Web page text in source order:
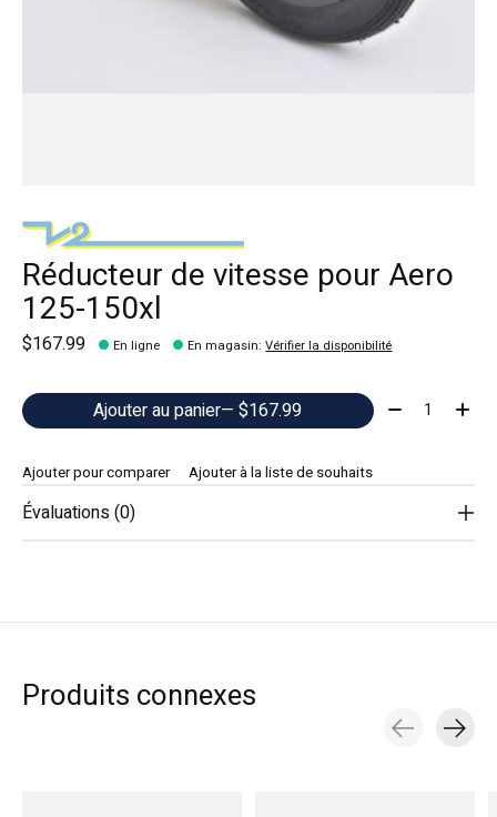
Réducteur de vitesse pour Aero
125-150xl
$167.99 En ligne En magasin:Vérifier la disponibilité
Ajouter au panier — $167.99 Quantité:
Ajouter pour comparer Ajouter à la liste de souhaits
Évaluations (0)
Produits connexes